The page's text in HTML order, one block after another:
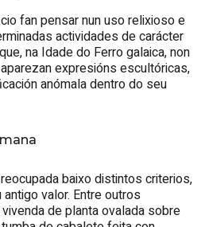
fan pensar nun uso relixioso e
actividades de carácter
na Idade do Ferro galaica, non
expresións escultóricas,
anómala dentro do seu
baixo distintos criterios,
valor. Entre outros
de planta ovalada sobre